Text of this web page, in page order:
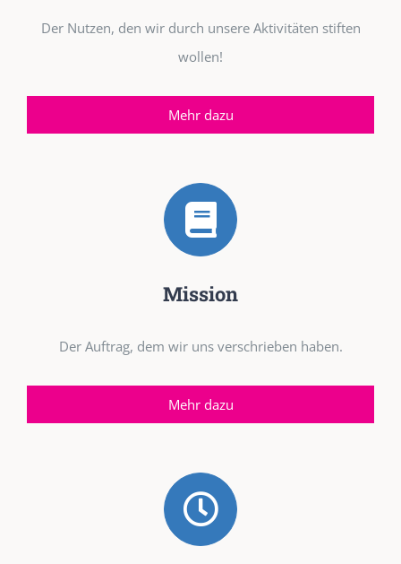
Der Nutzen, den wir durch unsere Aktivitäten stiften
wollen!
Mehr dazu
Mission
Der Auftrag, dem wir uns verschrieben haben.
Mehr dazu